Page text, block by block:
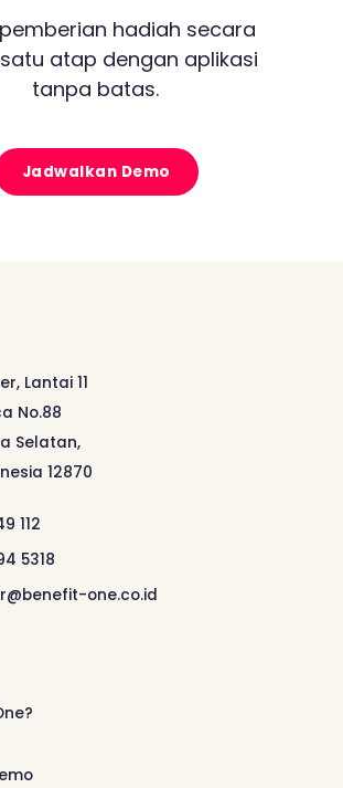
hadiah secara
atap dengan aplikasi
tanpa batas.
Jadwalkan Demo
Lantai 11
No.88
Selatan,
12870
112
5318
one.co.id